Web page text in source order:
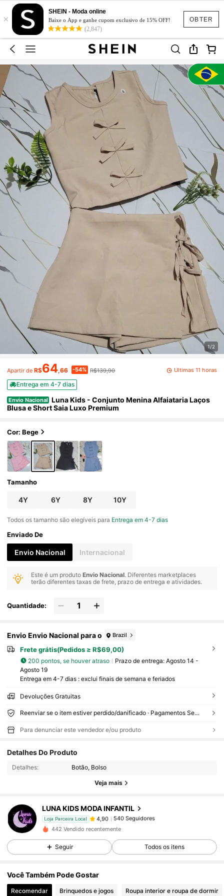
OBTER
×
SHEIN - Moda online
Baixe o App e ganhe cupom exclusivo de 15% OFF!
(2,847)
1/2
Apartir de R$64,66 -54% R$139,90 Últimas 11 horas
Entrega em 4-7 dias
Envio Nacional Luna Kids - Conjunto Menina Alfaiataria Laços
Blusa e Short Saia Luxo Premium
Cor: Bege
Tamanho
4Y 6Y 8Y 10Y
Todos os tamanho são elegíveis para Entrega em 4-7 dias
Enviado De
Envio Nacional Internacional
Este é um produtoEnvio Nacional. Diferentes marketplaces
terão diferentes taxas de frete, prazo de entrega e atividades.
Quantidade:
Envio Envio Nacional para o Brazil
Frete grátis(Pedidos ≥ R$69,00)
200 pontos, se houver atraso Prazo de entrega: Agosto 14 -
Agosto 19
Entrega em 4-7 dias : exclui finais de semana e feriados
Devoluções Gratuitas
Reenviar se o item estiver perdido/danificado · Pagamentos Seguros · Proteção de privacidade
Para denunciar este vendedor e/ou produto
Detalhes Do Produto
Detalhes: Botão, Bolso
Veja mais
LUNA KIDS MODA INFANTIL
Loja Parceira Local
4,90
540 Seguidores
m***gseguido1 dia atrás
4,90
540 Seguidores
4,90 540 Seguidores
4,90
4,90 540 Seguidores
442 Vendido recentemente
Seguir Todos os itens
Você Também Pode Gostar
Recomendar Brinquedos e jogos Roupa interior e roupa de dormir